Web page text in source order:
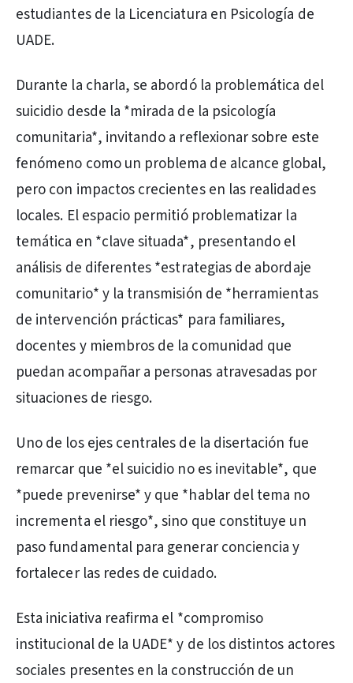
estudiantes de la Licenciatura en Psicología de
UADE.
Durante la charla, se abordó la problemática del
suicidio desde la *mirada de la psicología
comunitaria*, invitando a reflexionar sobre este
fenómeno como un problema de alcance global,
pero con impactos crecientes en las realidades
locales. El espacio permitió problematizar la
temática en *clave situada*, presentando el
análisis de diferentes *estrategias de abordaje
comunitario* y la transmisión de *herramientas
de intervención prácticas* para familiares,
docentes y miembros de la comunidad que
puedan acompañar a personas atravesadas por
situaciones de riesgo.
Uno de los ejes centrales de la disertación fue
remarcar que *el suicidio no es inevitable*, que
*puede prevenirse* y que *hablar del tema no
incrementa el riesgo*, sino que constituye un
paso fundamental para generar conciencia y
fortalecer las redes de cuidado.
Esta iniciativa reafirma el *compromiso
institucional de la UADE* y de los distintos actores
sociales presentes en la construcción de un